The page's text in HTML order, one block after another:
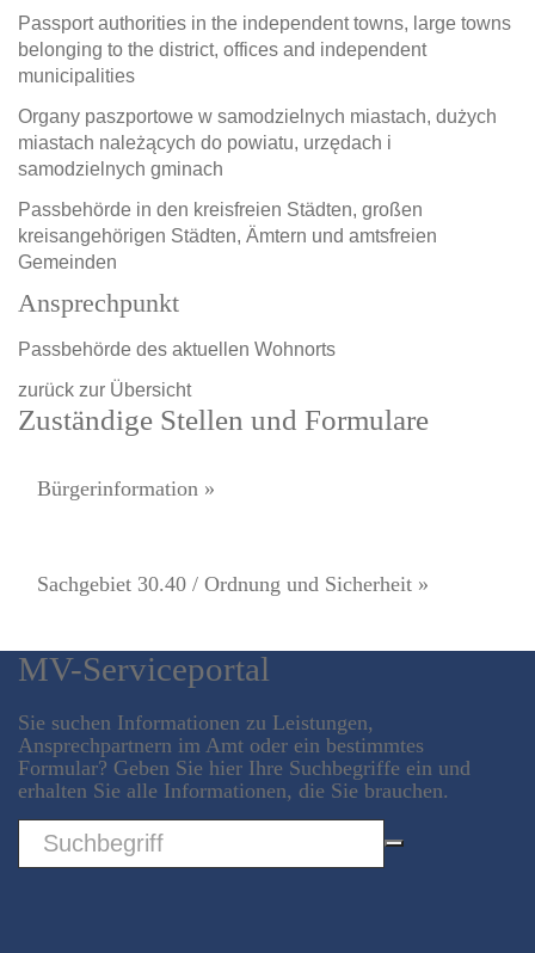
Passport authorities in the independent towns, large towns
belonging to the district, offices and independent
municipalities
Organy paszportowe w samodzielnych miastach, dużych
miastach należących do powiatu, urzędach i
samodzielnych gminach
Passbehörde in den kreisfreien Städten, großen
kreisangehörigen Städten, Ämtern und amtsfreien
Gemeinden
Ansprechpunkt
Passbehörde des aktuellen Wohnorts
zurück zur Übersicht
Zuständige Stellen und Formulare
Bürgerinformation »
Sachgebiet 30.40 / Ordnung und Sicherheit »
MV-Serviceportal
Sie suchen Informationen zu Leistungen,
Ansprechpartnern im Amt oder ein bestimmtes
Formular? Geben Sie hier Ihre Suchbegriffe ein und
erhalten Sie alle Informationen, die Sie brauchen.
Sword